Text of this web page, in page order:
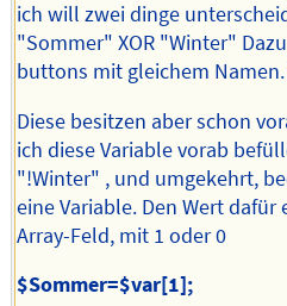
ich will zwei dinge
"Sommer" XOR "Winter"
buttons mit gleichem
Diese besitzen aber schon
ich diese Variable vorab
"!Winter" , und umgekehrt,
eine Variable. Den Wert
Array-Feld, mit 1 oder 0
$Sommer=$var[1];